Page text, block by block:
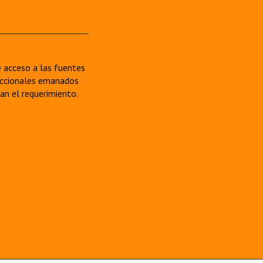
acceso a las fuentes
emanados
el requerimiento.